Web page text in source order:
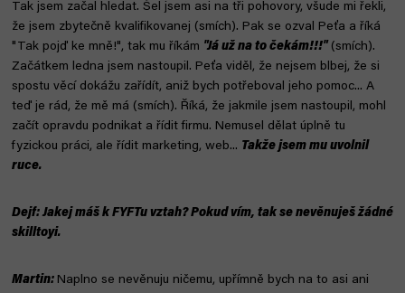
Tak jsem začal hledat. Šel jsem asi na tři pohovory, všude mi řekli,
že jsem zbytečně kvalifikovanej (smích). Pak se ozval Peťa a říká
"Tak pojď ke mně!", tak mu říkám "Já už na to čekám!!!"(smích).
Začátkem ledna jsem nastoupil. Peťa viděl, že nejsem blbej, že si
spostu věcí dokážu zařídít, aniž bych potřeboval jeho pomoc... A
teď je rád, že mě má (smích). Říká, že jakmile jsem nastoupil, mohl
začít opravdu podnikat a řídit firmu. Nemusel dělat úplně tu
fyzickou práci, ale řídit marketing, web... Takže jsem mu uvolnil
ruce.
Dejf: Jakej máš k FYFTu vztah? Pokud vím, tak se nevěnuješ žádné
skilltoyi.
Martin: Naplno se nevěnuju ničemu, upřímně bych na to asi ani